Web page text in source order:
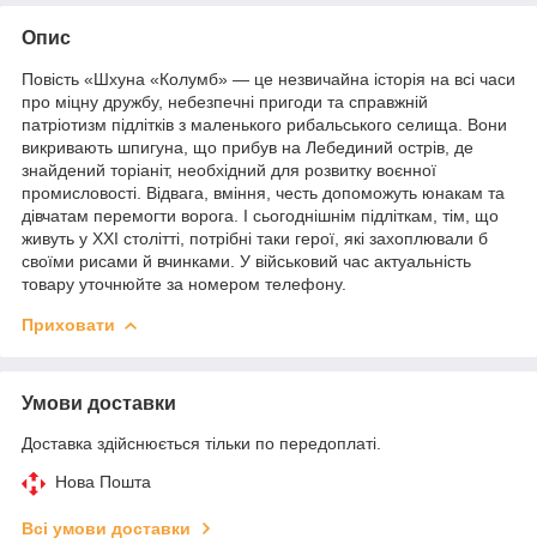
Опис
Повість «Шхуна «Колумб» — це незвичайна історія на всі часи
про міцну дружбу, небезпечні пригоди та справжній
патріотизм підлітків з маленького рибальського селища. Вони
викривають шпигуна, що прибув на Лебединий острів, де
знайдений торіаніт, необхідний для розвитку воєнної
промисловості. Відвага, вміння, честь допоможуть юнакам та
дівчатам перемогти ворога. І сьогоднішнім підліткам, тім, що
живуть у ХХІ столітті, потрібні таки герої, які захоплювали б
своїми рисами й вчинками. У військовий час актуальність
товару уточнюйте за номером телефону.
Приховати
Умови доставки
Доставка здійснюється тільки по передоплаті.
Нова Пошта
Всі умови доставки